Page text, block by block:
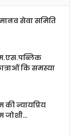
सेवा समिति
कि समस्या
की न्यायप्रिय
जोशी…